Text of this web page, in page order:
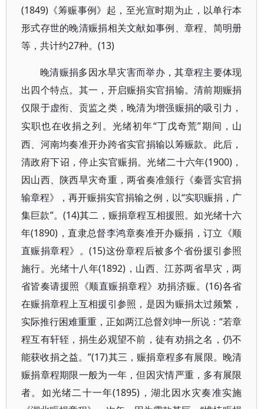
(1849)《筹赈事例》起，至光宣时期为止，以单行本
形式存世的晚清赈捐相关文献如事例、章程、简明册
等，共计约27种。(13)
晚清赈捐多因水旱灾害而举办，其章程主要体现
出四个特点。其一，开启赈捐实官捐输。清前期赈捐
仅限于虚衔、贡监之类，晚清为增强赈捐的吸引力，
实职也在收捐之列。光绪初年“丁戊奇荒”期间，山
西、河南均奏准开办跨省实官捐输以筹赈款。此后，
清政府下诏，停止实官赈捐。光绪二十六年(1900)，
因山西、陕西旱灾奇重，两省奏准颁行《秦晋实官捐
输章程》，再开赈捐实官捐输之例，以“实职赈捐，广
集巨款”。(14)其二，赈捐章程互相援照。如光绪十六
年(1890)，直隶总督李鸿章奏准开办赈捐，订立《顺
直赈捐章程》。(15)这份章程后被多个省份援引参照
施行。光绪十八年(1892)，山西、江苏两省旱灾，两
省皆奏请援照《顺直赈捐章程》劝捐济赈。(16)各省
在赈捐章程上互相援引参照，是因为赈捐太过频繁，
实际推行困难重重，正如两江总督刘坤一所说：“若章
程互有轩轾，捐生必观望不前，徒有劝捐之名，仍不
能获收捐之益。”(17)其三，赈捐章程多有展限。晚清
赈捐章程期限一般为一年，但因灾情严重，多有展限
者。如光绪二十一年(1895)，湖北因水灾奏准实施